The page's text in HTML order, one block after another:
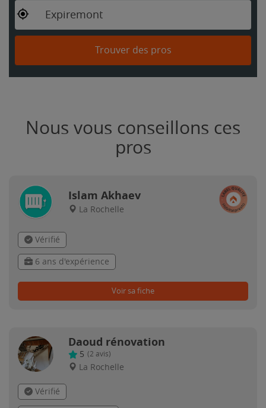
Expiremont
Trouver des pros
Nous vous conseillons ces
pros
Islam Akhaev
La Rochelle
Vérifié
6 ans d'expérience
Voir sa fiche
Daoud rénovation
5 (2 avis)
La Rochelle
Vérifié